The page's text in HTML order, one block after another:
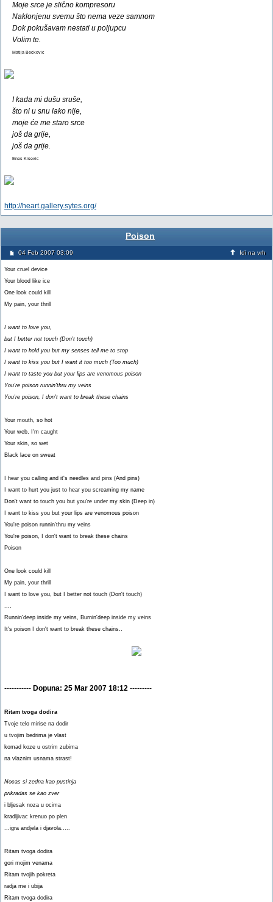
Moje srce je slično kompresoru
Naklonjenu svemu što nema veze samnom
Dok pokušavam nestati u poljupcu
Volim te.
Matija Beckovic
I kada mi dušu sruše,
što ni u snu lako nije,
moje će me staro srce
još da grije,
još da grije.
Enes Kisevic
http://heart.gallery.sytes.org/
Poison
04 Feb 2007 03:09 Idi na vrh
Your cruel device
Your blood like ice
One look could kill
My pain, your thrill
I want to love you,
but I better not touch (Don't touch)
I want to hold you but my senses tell me to stop
I want to kiss you but I want it too much (Too much)
I want to taste you but your lips are venomous poison
You're poison runnin'thru my veins
You're poison, I don't want to break these chains
Your mouth, so hot
Your web, I'm caught
Your skin, so wet
Black lace on sweat
I hear you calling and it's needles and pins (And pins)
I want to hurt you just to hear you screaming my name
Don't want to touch you but you're under my skin (Deep in)
I want to kiss you but your lips are venomous poison
You're poison runnin'thru my veins
You're poison, I don't want to break these chains
Poison
One look could kill
My pain, your thrill
I want to love you, but I better not touch (Don't touch)
....
Runnin'deep inside my veins, Burnin'deep inside my veins
It's poison I don't want to break these chains..
----------- Dopuna: 25 Mar 2007 18:12 ---------
Ritam tvoga dodira
Tvoje telo mirise na dodir
u tvojim bedrima je vlast
komad koze u ostrim zubima
na vlaznim usnama strast!
Nocas si zedna kao pustinja
prikradas se kao zver
i bljesak noza u ocima
kradljivac krenuo po plen
...igra andjela i djavola.....
Ritam tvoga dodira
gori mojim venama
Ritam tvojih pokreta
radja me i ubija
Ritam tvoga dodira